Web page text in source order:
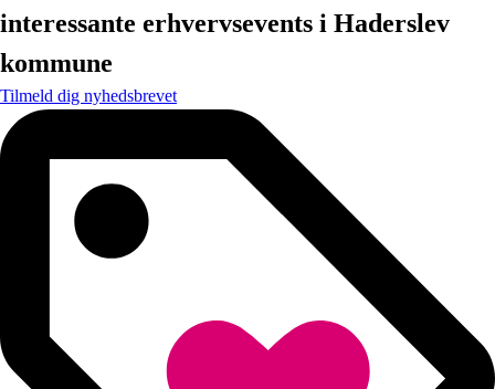
interessante erhvervsevents i Haderslev
kommune
Tilmeld dig nyhedsbrevet